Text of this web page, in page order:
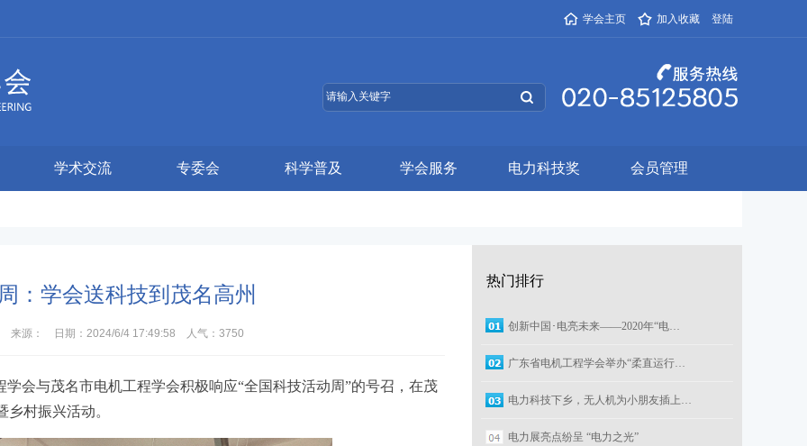
学会主页 加入收藏 登陆
学术交流 专委会 科学普及 学会服务 电力科技奖 会员管理
：学会送科技到茂名高州
来源： 日期：2024/6/4 17:49:58 人气： 3750
会与茂名市电机工程学会积极响应“全国科技活动周”的号召，在茂
村振兴活动。
热门排行
创新中国･电亮未来——2020年“电…
广东省电机工程学会举办“柔直运行…
电力科技下乡，无人机为小朋友插上…
电力展亮点纷呈 “电力之光”